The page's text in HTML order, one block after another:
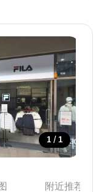
1 / 1
附近推荐景点